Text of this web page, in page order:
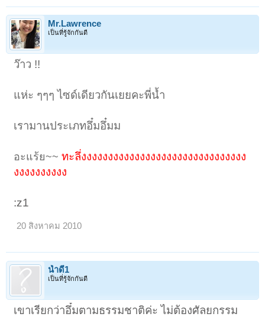
Mr.Lawrence
เป็นที่รู้จักกันดี
ว๊าว !!
แห่ะ ๆๆๆ ไซด์เดียวกันเยยคะพี่น้ำ
เรามานประเภทอึ๋มอึ๋มม
อะแร้ย~~ ทะลึ่งงงงงงงงงงงงงงงงงงงงงงงงงงงงงงง
งงงงงงงงงง
:z1
20 สิงหาคม 2010
น้ำดี1
เป็นที่รู้จักกันดี
เขาเรียกว่าอึ๋มตามธรรมชาติค่ะ ไม่ต้องศัลยกรรม